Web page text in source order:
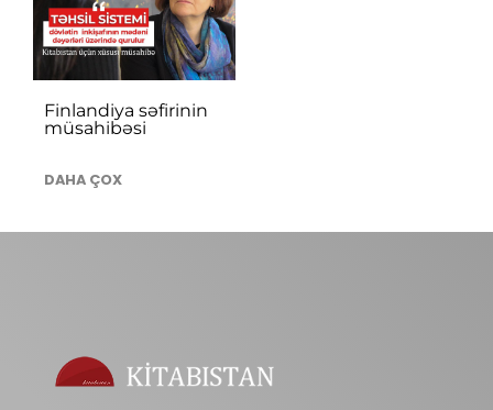
Finlandiya səfirinin
müsahibəsi
DAHA ÇOX